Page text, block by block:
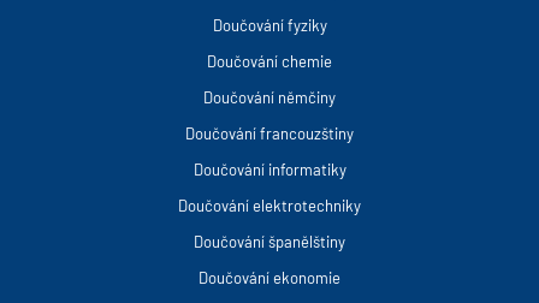
Doučování fyziky
Doučování chemie
Doučování němčiny
Doučování francouzštiny
Doučování informatiky
Doučování elektrotechniky
Doučování španělštiny
Doučování ekonomie